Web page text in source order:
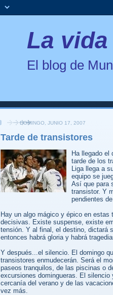
La
El blog de
DOMINGO, JUNIO 17, 2007
Tarde de transistores
Ha llegado el
tarde de los
Liga llega a
equipo se
Así que para
transistor. Y
pendientes
Hay un algo mágico y épico en estas
decisivas. Existe suspense, existe
tensión. Y al final, el destino, dictará
entonces habrá gloria y habrá
Y después...el silencio. El domingo
transistores enmudecerán. Será el
paseos tranquilos, de las piscinas o
excursiones domingueras. El
cercanía del verano y de las
vez más.